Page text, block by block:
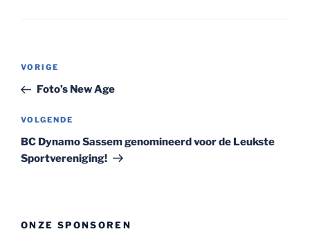
Bericht
Vorig
bericht
VORIGE
Foto’s New Age
Volgend
bericht
VOLGENDE
BC Dynamo Sassem genomineerd voor de Leukste
Sportvereniging!
ONZE SPONSOREN